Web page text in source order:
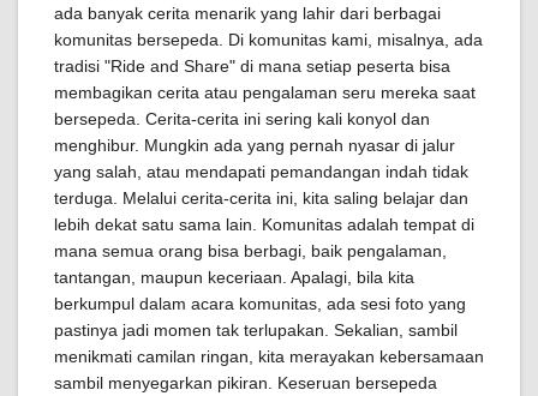
ada banyak cerita menarik yang lahir dari berbagai
komunitas bersepeda. Di komunitas kami, misalnya, ada
tradisi "Ride and Share" di mana setiap peserta bisa
membagikan cerita atau pengalaman seru mereka saat
bersepeda. Cerita-cerita ini sering kali konyol dan
menghibur. Mungkin ada yang pernah nyasar di jalur
yang salah, atau mendapati pemandangan indah tidak
terduga. Melalui cerita-cerita ini, kita saling belajar dan
lebih dekat satu sama lain. Komunitas adalah tempat di
mana semua orang bisa berbagi, baik pengalaman,
tantangan, maupun keceriaan. Apalagi, bila kita
berkumpul dalam acara komunitas, ada sesi foto yang
pastinya jadi momen tak terlupakan. Sekalian, sambil
menikmati camilan ringan, kita merayakan kebersamaan
sambil menyegarkan pikiran. Keseruan bersepeda